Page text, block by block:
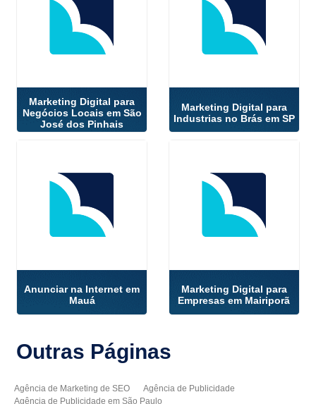
Marketing Digital para
Negócios Locais em São
José dos Pinhais
Marketing Digital para
Industrias no Brás em SP
Anunciar na Internet em
Mauá
Marketing Digital para
Empresas em Mairiporã
Outras Páginas
Agência de Marketing de SEO
Agência de Publicidade
Agência de Publicidade em São Paulo